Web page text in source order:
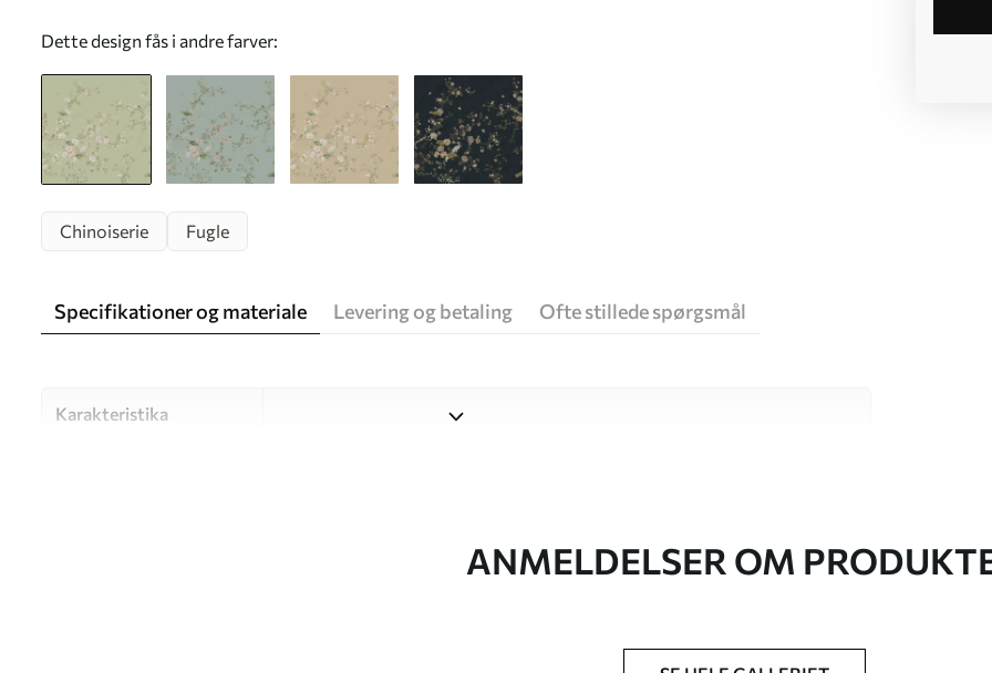
Dette design fås i andre farver:
Chinoiserie Fugle
Specifikationer og materiale Levering og betaling Ofte stillede spørgsmål
Karakteristika
ANMELDELSER OM